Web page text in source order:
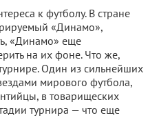
к футболу. В стране
«Динамо»,
«Динамо» еще
на их фоне. Что же,
Один из сильнейших
мирового футбола,
в товарищеских
турнира — что еще